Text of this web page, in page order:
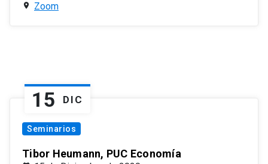
Zoom
15 DIC
Seminarios
Tibor Heumann, PUC Economía